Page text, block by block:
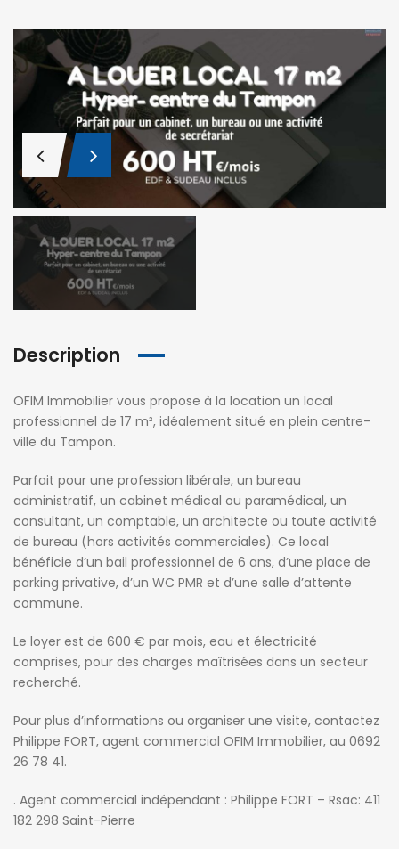
Description
OFIM Immobilier vous propose à la location un local
professionnel de 17 m², idéalement situé en plein centre-
ville du Tampon.
Parfait pour une profession libérale, un bureau
administratif, un cabinet médical ou paramédical, un
consultant, un comptable, un architecte ou toute activité
de bureau (hors activités commerciales). Ce local
bénéficie d’un bail professionnel de 6 ans, d’une place de
parking privative, d’un WC PMR et d’une salle d’attente
commune.
Le loyer est de 600 € par mois, eau et électricité
comprises, pour des charges maîtrisées dans un secteur
recherché.
Pour plus d’informations ou organiser une visite, contactez
Philippe FORT, agent commercial OFIM Immobilier, au 0692
26 78 41.
. Agent commercial indépendant : Philippe FORT – Rsac: 411
182 298 Saint-Pierre